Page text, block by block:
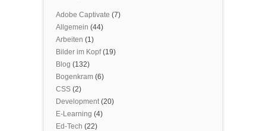
Adobe Captivate (7)
Allgemein (44)
Arbeiten (1)
Bilder im Kopf(19)
Blog (132)
Bogenkram (6)
CSS (2)
Development(20)
E-Learning (4)
Ed-Tech (22)